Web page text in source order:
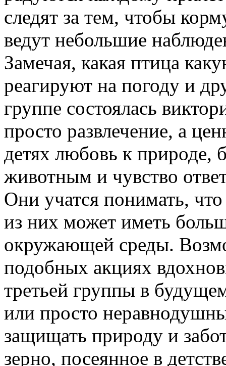
следят за тем, чтобы
ведут небольшие
Замечая, какая птица
реагируют на погоду и
группе состоялась
просто развлечение, а
детях любовь к природе,
животным и чувство
Они учатся понимать,
из них может иметь
окружающей среды.
подобных акциях
третьей группы в
или просто
защищать природу и
зерно, посеянное в